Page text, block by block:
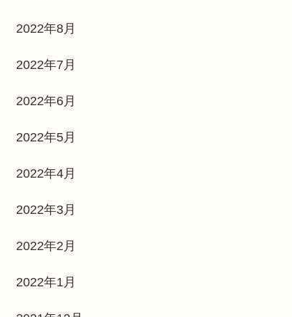
2022年8月
2022年7月
2022年6月
2022年5月
2022年4月
2022年3月
2022年2月
2022年1月